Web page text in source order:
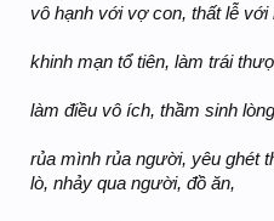
vô hạnh với vợ con, thất lễ với
khinh mạn tổ tiên, làm trái
làm điều vô ích, thầm sinh
rủa mình rủa người, yêu ghét
lò, nhảy qua người, đồ ăn,